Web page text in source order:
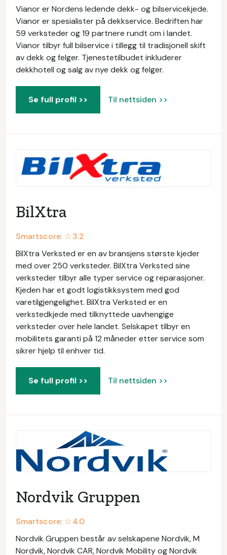
Vianor er Nordens ledende dekk- og bilservicekjede.
Vianor er spesialister på dekkservice. Bedriften har
59 verksteder og 19 partnere rundt om i landet.
Vianor tilbyr full bilservice i tillegg til tradisjonell skift
av dekk og felger. Tjenestetilbudet inkluderer
dekkhotell og salg av nye dekk og felger.
Se full profil >> Til nettsiden >>
BilXtra
Smartscore: ☆3.2
BilXtra Verksted er en av bransjens største kjeder
med over 250 verksteder. BilXtra Verksted sine
verksteder tilbyr alle typer service og reparasjoner.
Kjeden har et godt logistikksystem med god
varetilgjengelighet. BilXtra Verksted er en
verkstedkjede med tilknyttede uavhengige
verksteder over hele landet. Selskapet tilbyr en
mobilitets garanti på 12 måneder etter service som
sikrer hjelp til enhver tid.
Se full profil >> Til nettsiden >>
Nordvik Gruppen
Smartscore: ☆4.0
Nordvik Gruppen består av selskapene Nordvik, M
Nordvik, Nordvik CAR, Nordvik Mobility og Nordvik